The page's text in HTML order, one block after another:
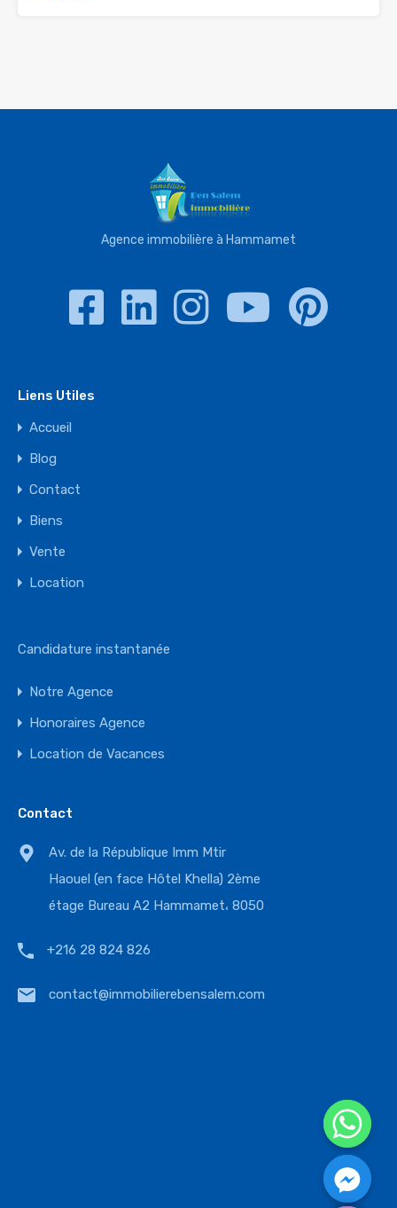
Agence immobilière à Hammamet
Liens Utiles
Accueil
Blog
Contact
Biens
Vente
Location
Candidature instantanée
Notre Agence
Honoraires Agence
Location de Vacances
Contact
Av. de la République Imm Mtir
Haouel (en face Hôtel Khella) 2ème
étage Bureau A2 Hammamet، 8050
+216 28 824 826
contact@immobilierebensalem.com